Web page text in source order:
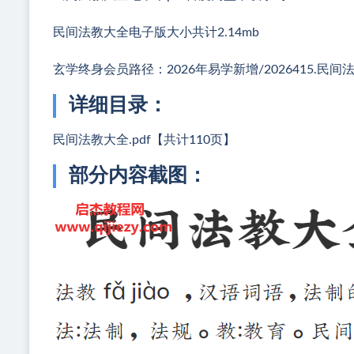
民间法教大全电子版大小共计2.14mb
玄学终身会员路径：2026年易学新增/2026415.民间
详细目录：
民间法教大全.pdf【共计110页】
部分内容截图：